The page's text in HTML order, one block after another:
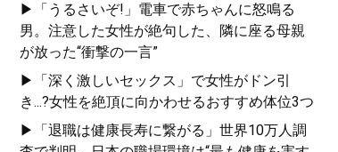
気の「インターネット批評
本」！
『僕が親ならこう育てる
▶「うるさいぞ!」電車で赤ちゃんに怒鳴る
男。注意した女性が絶句した、隣に座る母親
が放った“衝撃の一言”
▶「深く激しいセックス」で女性がドン引
き...?女性を絶頂に向かわせるおすすめ体位3つ
▶「退職は健康長寿に繋がる」世界10万人調